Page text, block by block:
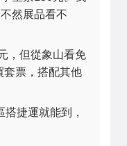
然展品看不
，但從象山看免
套票，搭配其他
捷運就能到，